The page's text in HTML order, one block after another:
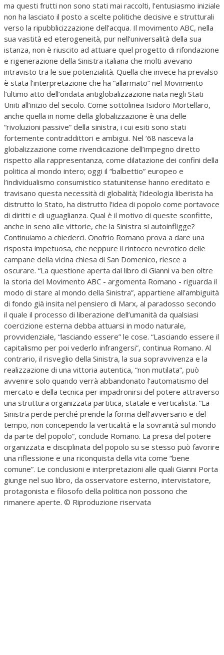
ma questi frutti non sono stati mai raccolti, l’entusiasmo iniziale
non ha lasciato il posto a scelte politiche decisive e strutturali
verso la ripubblicizzazione dell’acqua. Il movimento ABC, nella
sua vastità ed eterogeneità, pur nell’universalità della sua
istanza, non è riuscito ad attuare quel progetto di rifondazione
e rigenerazione della Sinistra italiana che molti avevano
intravisto tra le sue potenzialità. Quella che invece ha prevalso
è stata l’interpretazione che ha “allarmato” nel Movimento
l’ultimo atto dell’ondata antiglobalizzazione nata negli Stati
Uniti all’inizio del secolo. Come sottolinea Isidoro Mortellaro,
anche quella in nome della globalizzazione è una delle
“rivoluzioni passive” della sinistra, i cui esiti sono stati
fortemente contraddittori e ambigui. Nel ‘68 nasceva la
globalizzazione come rivendicazione dell’impegno diretto
rispetto alla rappresentanza, come dilatazione dei confini della
politica al mondo intero; oggi il “balbettio” europeo e
l’individualismo consumistico statunitense hanno ereditato e
travisano questa necessità di globalità; l’ideologia liberista ha
distrutto lo Stato, ha distrutto l’idea di popolo come portavoce
di diritti e di uguaglianza. Qual è il motivo di queste sconfitte,
anche in seno alle vittorie, che la Sinistra si autoinfligge?
Continuiamo a chiederci. Onofrio Romano prova a dare una
risposta impetuosa, che neppure il rintocco nevrotico delle
campane della vicina chiesa di San Domenico, riesce a
oscurare. “La questione aperta dal libro di Gianni va ben oltre
la storia del Movimento ABC - argomenta Romano - riguarda il
modo di stare al mondo della Sinistra”, appartiene all’ambiguità
di fondo già insita nel pensiero di Marx, al paradosso secondo
il quale il processo di liberazione dell’umanità da qualsiasi
coercizione esterna debba attuarsi in modo naturale,
provvidenziale, “lasciando essere” le cose. “Lasciando essere il
capitalismo per poi vederlo infrangersi”, continua Romano. Al
contrario, il risveglio della Sinistra, la sua sopravvivenza e la
realizzazione di una vittoria autentica, “non mutilata”, può
avvenire solo quando verrà abbandonato l’automatismo del
mercato e della tecnica per impadronirsi del potere attraverso
una struttura organizzata partitica, statale e verticalista. “La
Sinistra perde perché prende la forma dell’avversario e del
tempo, non concependo la verticalità e la sovranità sul mondo
da parte del popolo”, conclude Romano. La presa del potere
organizzata e disciplinata del popolo su se stesso può favorire
una riflessione e una riconquista della vita come “bene
comune”. Le conclusioni e interpretazioni alle quali Gianni Porta
giunge nel suo libro, da osservatore esterno, intervistatore,
protagonista e filosofo della politica non possono che
rimanere aperte. © Riproduzione riservata